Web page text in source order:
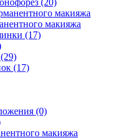
(20)
макияжа
(17)
(17)
(0)